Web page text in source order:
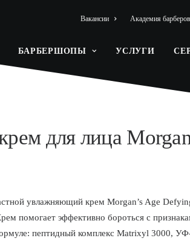
Вакансии Академия барберов
БАРБЕРШОПЫ УСЛУГИ
для лица
увлажняющий крем Morgan’s Age
помогает эффективно бороться с
пептидный комплекс Matrixyl 3000,